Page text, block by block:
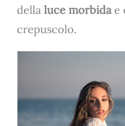
dellaluce morbidae
crepuscolo.